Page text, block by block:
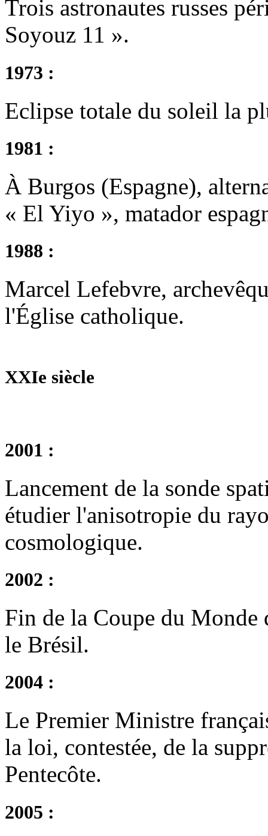
Trois astronautes russes
Soyouz 11 ».
1973 :
Eclipse totale du soleil la
1981 :
À Burgos (Espagne),
« El Yiyo », matador
1988 :
Marcel Lefebvre,
l'Église catholique.
XXIe siècle
2001 :
Lancement de la sonde
étudier l'anisotropie du
cosmologique.
2002 :
Fin de la Coupe du Monde
le Brésil.
2004 :
Le Premier Ministre
la loi, contestée, de la
Pentecôte.
2005 :